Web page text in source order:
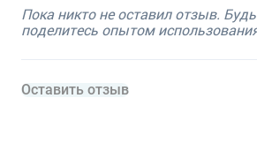
Пока никто не оставил отзыв.
поделитесь опытом
Оставить отзыв